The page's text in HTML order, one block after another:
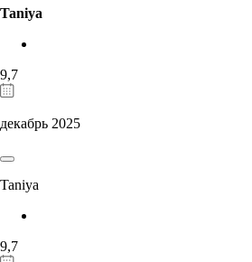
Taniya
9,7
декабрь 2025
Taniya
9,7